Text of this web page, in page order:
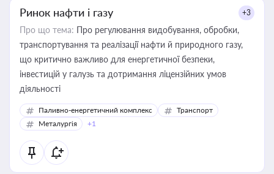
Ринок нафти і газу +3
Про що тема: Про регулювання видобування, обробки,
транспортування та реалізації нафти й природного газу,
що критично важливо для енергетичної безпеки,
інвестицій у галузь та дотримання ліцензійних умов
діяльності
Паливно-енергетичний комплекс
Транспорт
Металургія
+1